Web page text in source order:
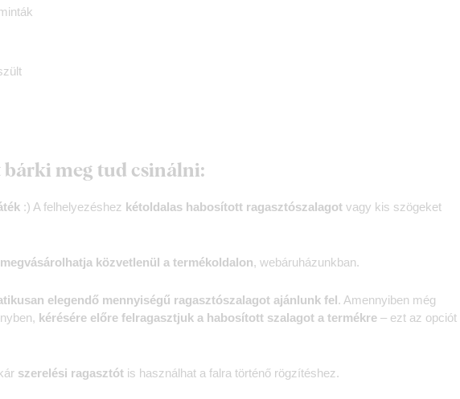
bárki meg tud csinálni:
:) A felhelyezéshez kétoldalas habosított ragasztószalagot vagy kis szögeket
közvetlenül a termékoldalon, webáruházunkban.
elegendő mennyiségű ragasztószalagot ajánlunk fel. Amennyiben még
kérésére előre felragasztjuk a habosított szalagot a termékre – ezt az opciót
szerelési ragasztót is használhat a falra történő rögzítéshez.